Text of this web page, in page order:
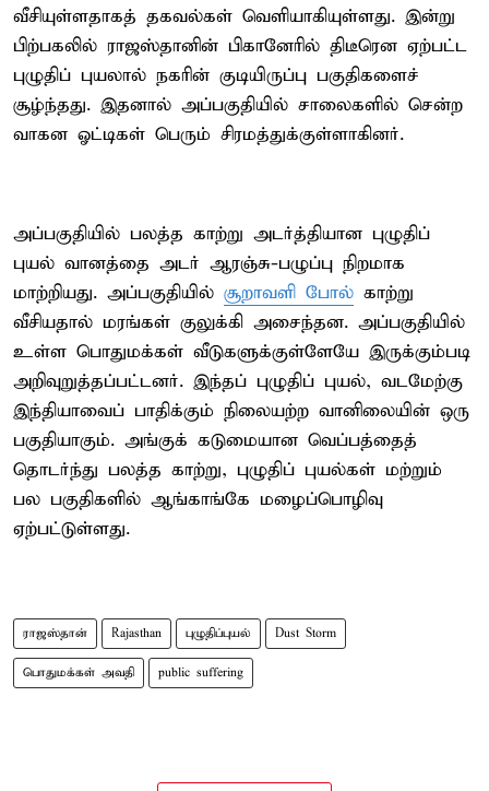
வீசியுள்ளதாகத் தகவல்கள் வெளியாகியுள்ளது. இன்று
பிற்பகலில் ராஜஸ்தானின் பிகானேரில் திடீரென ஏற்பட்ட
புழுதிப் புயலால் நகரின் குடியிருப்பு பகுதிகளைச்
சூழ்ந்தது. இதனால் அப்பகுதியில் சாலைகளில் சென்ற
வாகன ஓட்டிகள் பெரும் சிரமத்துக்குள்ளாகினர்.
அப்பகுதியில் பலத்த காற்று அடர்த்தியான புழுதிப்
புயல் வானத்தை அடர் ஆரஞ்சு-பழுப்பு நிறமாக
மாற்றியது. அப்பகுதியில் சூறாவளி போல் காற்று
வீசியதால் மரங்கள் குலுக்கி அசைந்தன. அப்பகுதியில்
உள்ள பொதுமக்கள் வீடுகளுக்குள்ளேயே இருக்கும்படி
அறிவுறுத்தப்பட்டனர். இந்தப் புழுதிப் புயல், வடமேற்கு
இந்தியாவைப் பாதிக்கும் நிலையற்ற வானிலையின் ஒரு
பகுதியாகும். அங்குக் கடுமையான வெப்பத்தைத்
தொடர்ந்து பலத்த காற்று, புழுதிப் புயல்கள் மற்றும்
பல பகுதிகளில் ஆங்காங்கே மழைப்பொழிவு
ஏற்பட்டுள்ளது.
ராஜஸ்தான் Rajasthan புழுதிப்புயல் Dust Storm
பொதுமக்கள் அவதி public suffering